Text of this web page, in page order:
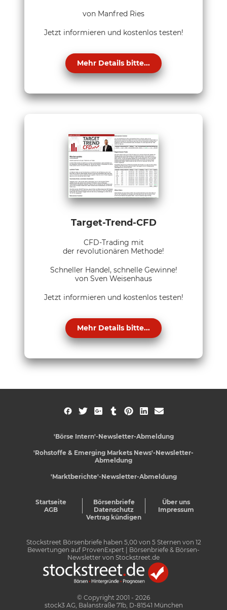
von Manfred Ries
Jetzt informieren und kostenlos testen!
Mehr Details bitte...
Target-Trend-CFD
CFD-Trading mit
der revolutionären Methode!
Schneller Handel, schnelle Gewinne!
von Sven Weisenhaus
Jetzt informieren und kostenlos testen!
Mehr Details bitte...
'Börse Intern'-Newsletter-Abmeldung
'Rohstoffe & Emerging Markets News'-Newsletter-
Abmeldung
'Marktberichte'-Newsletter-Abmeldung
Startseite Börsenbriefe
Über uns
AGB
Datenschutz
Impressum
Vertrag kündigen
Stockstreet Börsenbriefe haben 5,00von 5Sternen von 12
Bewertungen auf ProvenExpert
| Börsenbriefe & Börsen-
Newsletter von Stockstreet.de
© Copyright 2001 - 2026
stock3 AG, Balanstraße 71b, D-81541 München